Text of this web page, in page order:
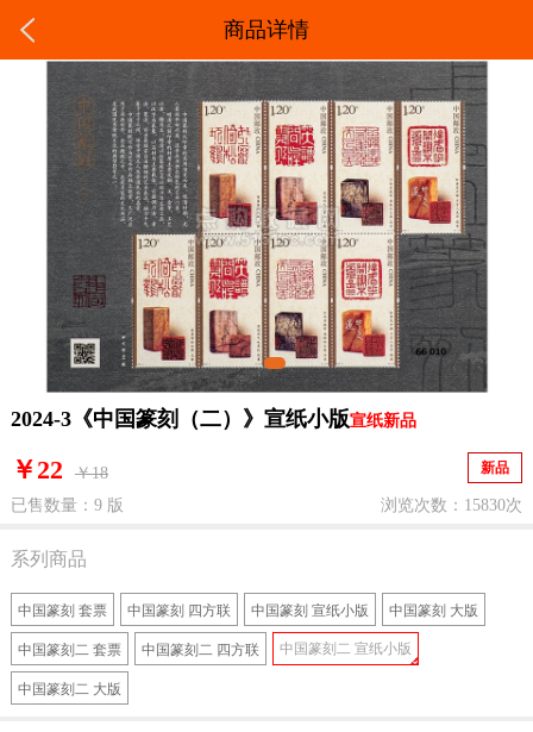
商品详情
2024-3《中国篆刻（二）》宣纸小版宣纸新品
￥22 ￥18 新品
已售数量：9 版 浏览次数：15830次
系列商品
中国篆刻 套票 中国篆刻 四方联 中国篆刻 宣纸小版 中国篆刻 大版
中国篆刻二 套票 中国篆刻二 四方联 中国篆刻二 宣纸小版
中国篆刻二 大版